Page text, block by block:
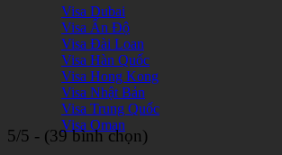
Visa Dubai
Visa Ấn Độ
Visa Đài Loan
Visa Hàn Quốc
Visa Hong Kong
Visa Nhật Bản
Visa Trung Quốc
Visa Oman
5/5 - (39 bình chọn)